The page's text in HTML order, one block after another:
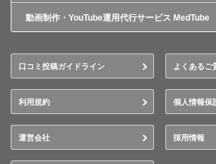
動画制作・YouTube運用代行サービス MedTube
口コミ投稿ガイドライン よくあるご
利用規約 個人情報保
運営会社 採用情報